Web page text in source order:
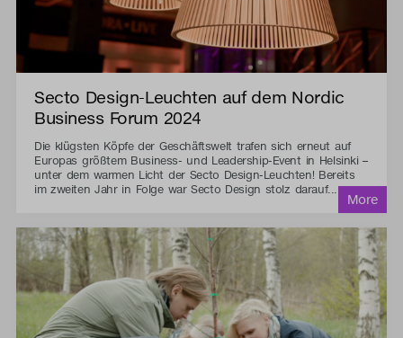
Secto Design-Leuchten auf dem Nordic
Business Forum 2024
Die klügsten Köpfe der Geschäftswelt trafen sich erneut auf
Europas größtem Business- und Leadership-Event in Helsinki –
unter dem warmen Licht der Secto Design-Leuchten! Bereits
im zweiten Jahr in Folge war Secto Design stolz darauf...